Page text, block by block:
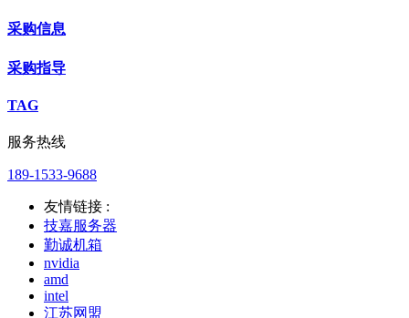
采购信息
采购指导
TAG
服务热线
189-1533-9688
友情链接 :
技嘉服务器
勤诚机箱
nvidia
amd
intel
江苏网盟